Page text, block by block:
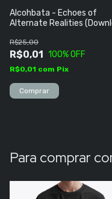
Alcohbata - Echoes of
Alternate Realities
R$0,01
R$25,00
100% OFF
R$0,01 com Pix
Para comprar